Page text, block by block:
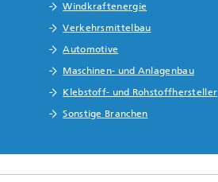
Windkraftenergie
Verkehrsmittelbau
Automotive
Maschinen- und Anlagenbau
Klebstoff- und Rohstoffhersteller
Sonstige Branchen